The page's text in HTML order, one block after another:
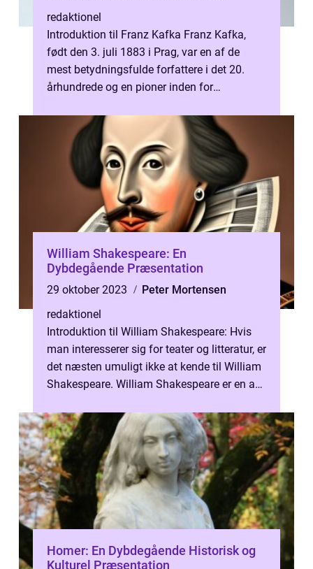
redaktionel
Introduktion til Franz Kafka Franz Kafka,
født den 3. juli 1883 i Prag, var en af de
mest betydningsfulde forfattere i det 20.
århundrede og en pioner inden for
William Shakespeare: En
Dybdegående Præsentation
29 oktober 2023
Peter Mortensen
redaktionel
Introduktion til William Shakespeare: Hvis
man interesserer sig for teater og litteratur, er
det næsten umuligt ikke at kende til William
Shakespeare. William Shakespeare er en af
Homer: En Dybdegående Historisk og
Kulturel Præsentation